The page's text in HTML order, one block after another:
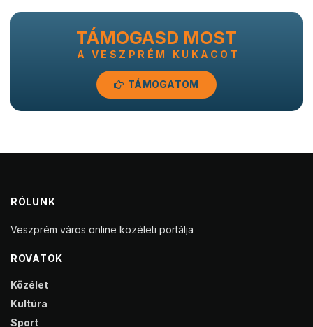
TÁMOGASD MOST
A VESZPRÉM KUKACOT
TÁMOGATOM
RÓLUNK
Veszprém város online közéleti portálja
ROVATOK
Közélet
Kultúra
Sport